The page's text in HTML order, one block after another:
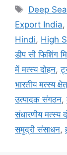
Deep
Export India,
Hindi, High
डीप सी फिशिंग
में मत्स्य दोहन,
भारतीय मत्स्य
उत्पादक संगठन,
संधारणीय मत्स्य
समुद्री संसाधन,